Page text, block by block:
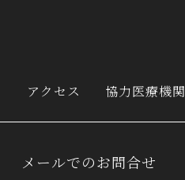
アクセス 協力医療機関
メールでのお問合せ